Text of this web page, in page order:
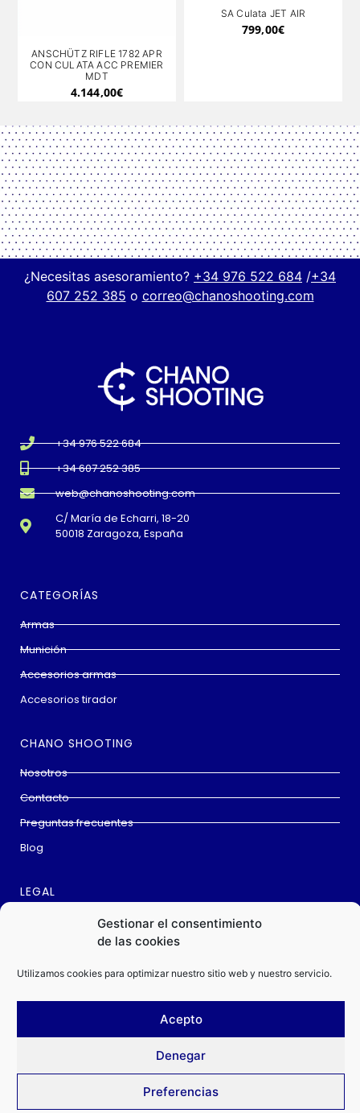
Gestionar el consentimiento
de las cookies
Utilizamos cookies para optimizar nuestro sitio web y nuestro servicio.
Acepto
Denegar
Preferencias
ANSCHÜTZ RIFLE 1782 APR
CON CULATA ACC PREMIER
MDT
4.144,00€
SA Culata JET AIR
799,00€
¿Necesitas asesoramiento? +34 976 522 684 /+34
607 252 385 o correo@chanoshooting.com
+34 976 522 684
+34 607 252 385
web@chanoshooting.com
C/ María de Echarri, 18-20
50018 Zaragoza, España
CATEGORÍAS
Armas
Munición
Accesorios armas
Accesorios tirador
CHANO SHOOTING
Nosotros
Contacto
Preguntas frecuentes
Blog
LEGAL
Política privacidad
ChanoShooting © All rights reserved
Cookiespara garantizar que obtenga la mejor
experiencia en nuestro sitio web.